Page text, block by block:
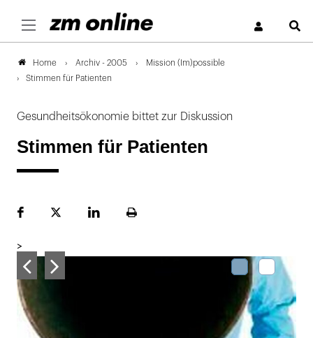
Home Archiv - 2005
Mission (Im)possible
Stimmen für Patienten
Gesundheitsökonomie bittet zur Diskussion
Stimmen für Patienten
FacebookPlattformLinekdInSeite
>